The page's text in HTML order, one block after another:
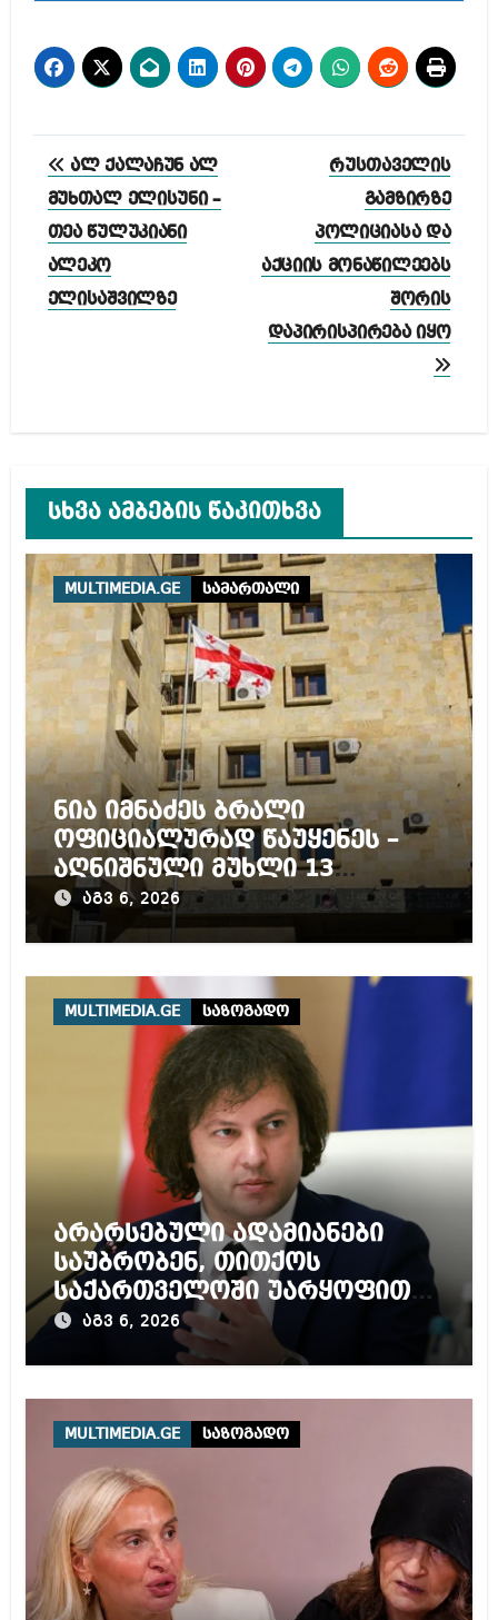
პოსტის
ნავიგაცია
ალ ქალაჩუნ ალ
მუხთალ ელისუნი –
თეა წულუკიანი
ალეკო
ელისაშვილზე
რუსთაველის
გამზირზე
პოლიციასა და
აქციის მონაწილეებს
შორის
დაპირისპირება იყო
სხვა ამბების წაკითხვა
MULTIMEDIA.GE სამართალი
ნია იმნაძეს ბრალი
ოფიციალურად წაუყენეს –
აღნიშნული მუხლი 13
წლამდე პატიმრობას
ითვალისწინებს
აგვ 6, 2026
MULTIMEDIA.GE საზოგადო
არარსებული ადამიანები
საუბრობენ, თითქოს
საქართველოში უარყოფითი
გარემოა შექმნილი რუსი
ტურისტებისთვის, ჩვენი კარი
აგვ 6, 2026
MULTIMEDIA.GE საზოგადო